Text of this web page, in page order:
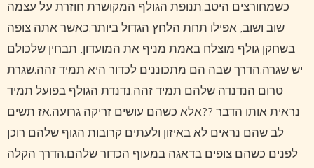
כשמחורצים היטב.תנופת הגולף המקושרת חוזרת על עצמה
שוב ושוב, אפילו תחת הלחץ הגדול ביותר.כאשר אתה צופה
בשחקן גולף מוצלח באמת מניף את המועדון, תבחין שלכולם
יש שגרה.הדרך שבה הם מתכוננים לכדור היא תמיד זהה.שגרת
טרום הנדנדה שלהם תמיד זהה.נדנדת הגולף בפועל תמיד
נראית אותו הדבר ??אלא כשהם עושים זריקה גרועה.אז תשים
לב שהם נראים לא באיזון ולעתים קרובות הגוף שלהם רוכן
לפנים כשהם צופים בדאגה במעוף הכדור שלהם.הדרך הקלה